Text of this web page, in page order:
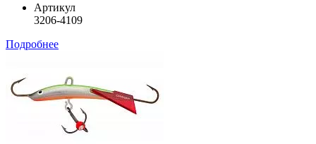
Артикул
3206-4109
Подробнее